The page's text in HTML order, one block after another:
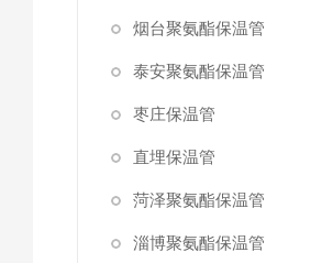
烟台聚氨酯保温管
泰安聚氨酯保温管
枣庄保温管
直埋保温管
菏泽聚氨酯保温管
淄博聚氨酯保温管